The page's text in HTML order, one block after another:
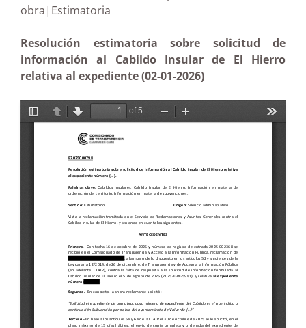
obra|Estimatoria
Resolución estimatoria sobre solicitud de
información al Cabildo Insular de El Hierro
relativa al expediente (02-01-2026)